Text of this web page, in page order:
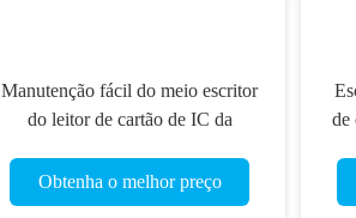
Manutenção fácil do meio escritor
do leitor de cartão de IC da
do jogo
Obtenha o melhor preço
de